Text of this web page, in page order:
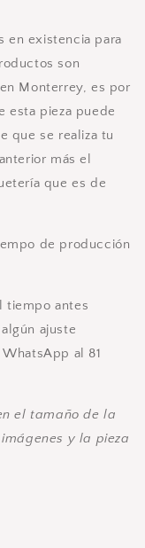
en existencia para
son
Monterrey, es por
esta pieza puede
que se realiza tu
más el
que es de
de producción
tiempo antes
ajuste
al 81
el tamaño de la
y la pieza